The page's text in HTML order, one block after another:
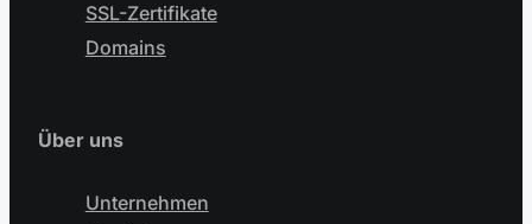
SSL-Zertifikate
Domains
Über uns
Unternehmen